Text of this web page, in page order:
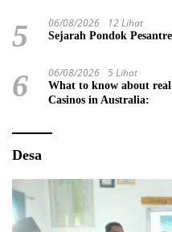
5 06/08/2026 12 Lihat
Sejarah Pondok
6 06/08/2026 5 Lihat
What to know about
Casinos in Australia:
Desa